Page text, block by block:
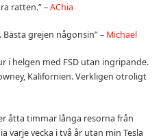
ratten.” –AChia
grejen någonsin” – Michael
i helgen med FSD utan ingripande.
Kalifornien. Verkligen otroligt
åtta timmar långa resorna från
varje vecka i två år utan min Tesla